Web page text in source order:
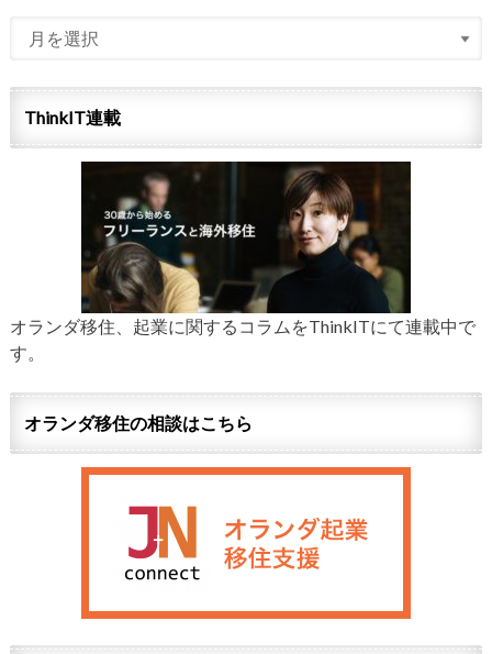
ThinkIT連載
オランダ移住、起業に関するコラムをThinkITにて連載中で
す。
オランダ移住の相談はこちら